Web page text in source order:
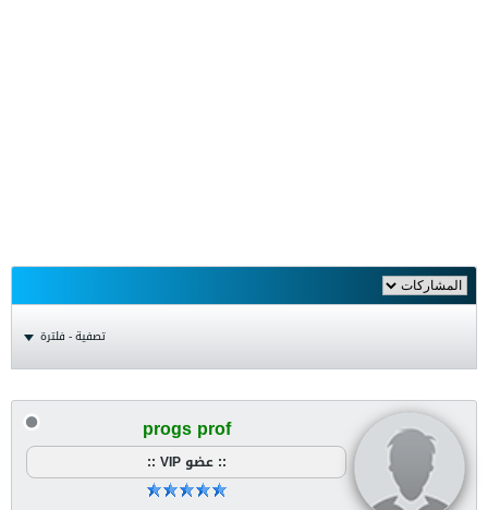
تصفية - فلترة
progs prof
:: عضو VIP ::